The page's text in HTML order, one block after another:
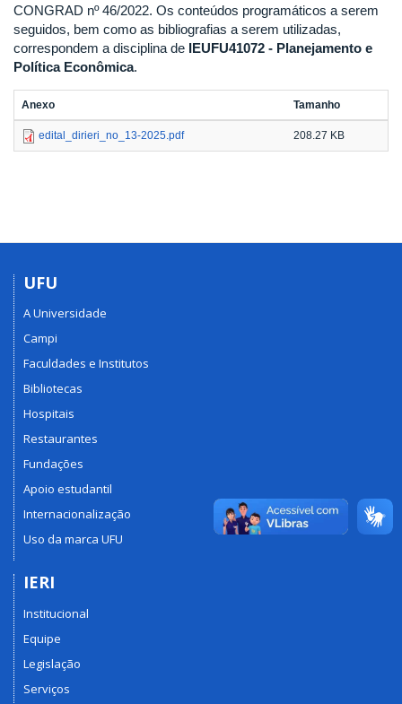
CONGRAD nº 46/2022. Os conteúdos programáticos a serem
seguidos, bem como as bibliografias a serem utilizadas,
correspondem a disciplina de IEUFU41072 - Planejamento e
Política Econômica.
Anexo Tamanho
edital_dirieri_no_13-2025.pdf 208.27 KB
UFU
A Universidade
Campi
Faculdades e Institutos
Bibliotecas
Hospitais
Restaurantes
Fundações
Apoio estudantil
Internacionalização
Uso da marca UFU
IERI
Institucional
Equipe
Legislação
Serviços